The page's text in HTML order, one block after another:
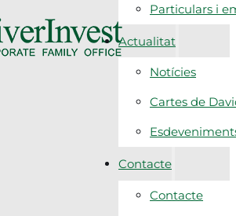
Particulars i
Actualitat
Notícies
Cartes de
Contacte
Contacte